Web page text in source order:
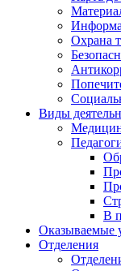
Охрана
Виды
В
Оказываемые
Отделения